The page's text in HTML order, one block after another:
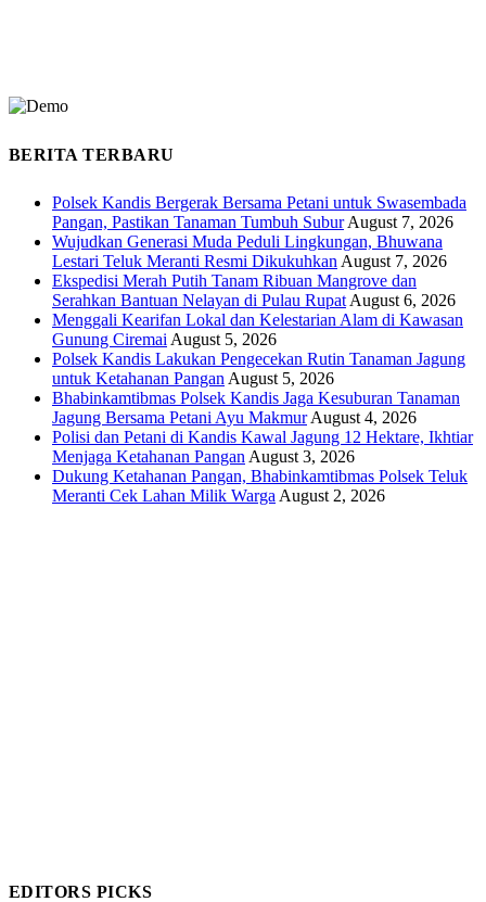
BERITA TERBARU
Polsek Kandis Bergerak Bersama Petani untuk Swasembada
Pangan, Pastikan Tanaman Tumbuh Subur August 7, 2026
Wujudkan Generasi Muda Peduli Lingkungan, Bhuwana
Lestari Teluk Meranti Resmi Dikukuhkan August 7, 2026
Ekspedisi Merah Putih Tanam Ribuan Mangrove dan
Serahkan Bantuan Nelayan di Pulau Rupat August 6, 2026
Menggali Kearifan Lokal dan Kelestarian Alam di Kawasan
Gunung Ciremai August 5, 2026
Polsek Kandis Lakukan Pengecekan Rutin Tanaman Jagung
untuk Ketahanan Pangan August 5, 2026
Bhabinkamtibmas Polsek Kandis Jaga Kesuburan Tanaman
Jagung Bersama Petani Ayu Makmur August 4, 2026
Polisi dan Petani di Kandis Kawal Jagung 12 Hektare, Ikhtiar
Menjaga Ketahanan Pangan August 3, 2026
Dukung Ketahanan Pangan, Bhabinkamtibmas Polsek Teluk
Meranti Cek Lahan Milik Warga August 2, 2026
EDITORS PICKS